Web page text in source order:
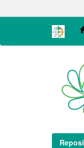
navigation